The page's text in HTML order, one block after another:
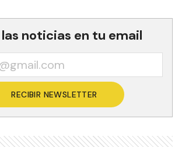
noticias en tu email
RECIBIR NEWSLETTER